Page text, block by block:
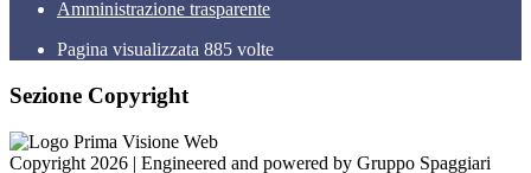
Amministrazione trasparente
Pagina visualizzata 885 volte
Sezione Copyright
Copyright 2026 | Engineered and powered by Gruppo Spaggiari